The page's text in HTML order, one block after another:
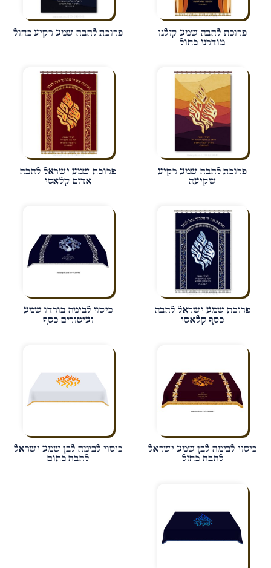
פרוכת להבה שמע קולנו
מודרני כחול
פרוכת להבה שמע רקיע כחול
פרוכת להבה שמע רקיע
שקיעה
פרוכת שמע ישראל להבה
אדום קלאסי
פרוכת שמע ישראל להבה
כסף קלאסי
כיסוי לבימה בורדו שמע
ועיטורים כסף
כיסוי לבימה לבן שמע ישראל
להבה כחול
כיסוי לבימה לבן שמע ישראל
להבה כתום